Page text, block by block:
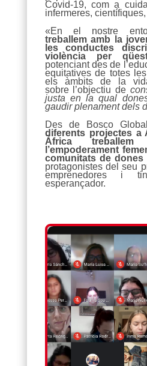
Covid-19, com a
infermeres,
«En el nostre
treballem amb la
les conductes
violència per
potenciant des de
equitatives de totes
els àmbits de la
sobre l’objectiu de
justa en la qual
gaudir plenament dels
Des de Bosco
diferents projectes a
Àfrica
l’empoderament
comunitats de dones
protagonistes del seu
emprenedores i
esperançador.